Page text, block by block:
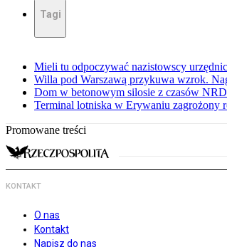
Tagi
Mieli tu odpoczywać nazistowscy
Willa pod Warszawą przykuwa wzrok.
Dom w betonowym silosie z czasów
Terminal lotniska w Erywaniu zagrożony
Promowane treści
KONTAKT
O nas
Kontakt
Napisz do nas